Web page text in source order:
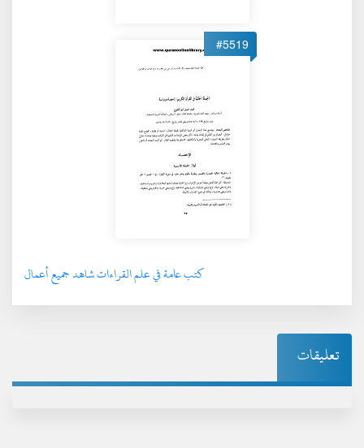
#5519
كتب عامة في علم القراءات شاهد جميع أعمال
تعليقات